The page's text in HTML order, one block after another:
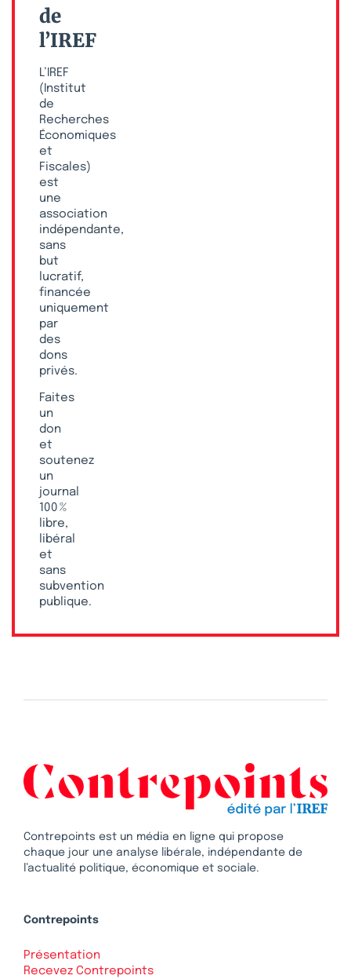
de
l’IREF
L’IREF
(Institut
de
Recherches
Économiques
et
Fiscales)
est
une
association
indépendante,
sans
but
lucratif,
financée
uniquement
par
des
dons
privés.
Faites
un
don
et
soutenez
un
journal
100 %
libre,
libéral
et
sans
subvention
publique.
Contrepoints est un média en ligne qui propose
chaque jour une analyse libérale, indépendante de
l’actualité politique, économique et sociale.
Contrepoints
Présentation
Recevez Contrepoints